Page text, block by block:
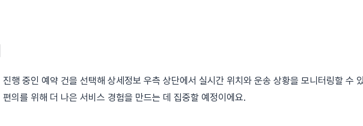
행 중인 예약 건을 선택해 상세정보 우측 상단에서 실시간 위치와 운송 상황을 모니터링할 수
의를 위해 더 나은 서비스 경험을 만드는 데 집중할 예정이에요.